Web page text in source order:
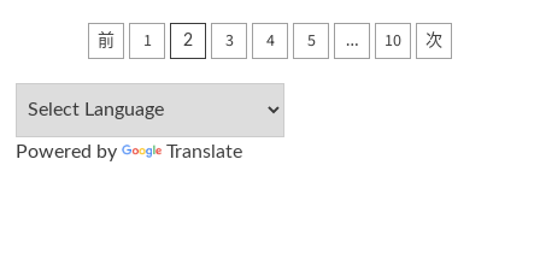
投
稿
の
前 1 2 3 4 5 … 10 次
Powered by Translate